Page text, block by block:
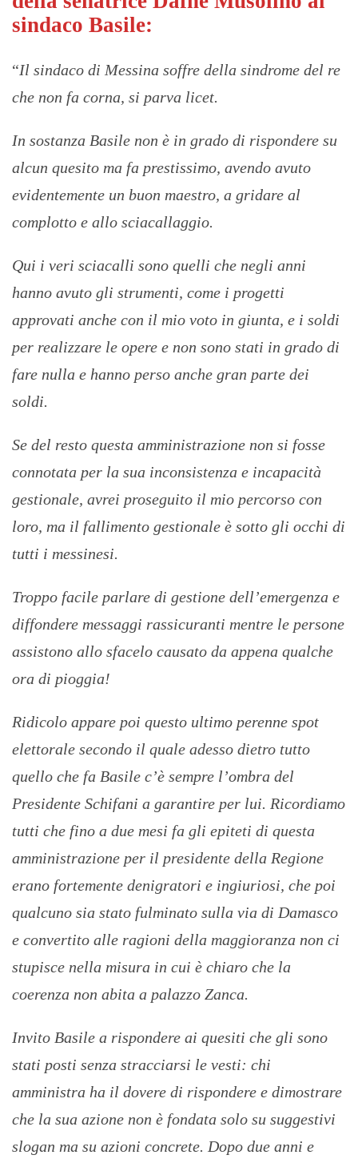
sindaco Basile:
“Il sindaco di Messina soffre della sindrome del re
che non fa corna, si parva licet.
In sostanza Basile non è in grado di rispondere su
alcun quesito ma fa prestissimo, avendo avuto
evidentemente un buon maestro, a gridare al
complotto e allo sciacallaggio.
Qui i veri sciacalli sono quelli che negli anni
hanno avuto gli strumenti, come i progetti
approvati anche con il mio voto in giunta, e i soldi
per realizzare le opere e non sono stati in grado di
fare nulla e hanno perso anche gran parte dei
soldi.
Se del resto questa amministrazione non si fosse
connotata per la sua inconsistenza e incapacità
gestionale, avrei proseguito il mio percorso con
loro, ma il fallimento gestionale è sotto gli occhi di
tutti i messinesi.
Troppo facile parlare di gestione dell’emergenza e
diffondere messaggi rassicuranti mentre le persone
assistono allo sfacelo causato da appena qualche
ora di pioggia!
Ridicolo appare poi questo ultimo perenne spot
elettorale secondo il quale adesso dietro tutto
quello che fa Basile c’è sempre l’ombra del
Presidente Schifani a garantire per lui. Ricordiamo
tutti che fino a due mesi fa gli epiteti di questa
amministrazione per il presidente della Regione
erano fortemente denigratori e ingiuriosi, che poi
qualcuno sia stato fulminato sulla via di Damasco
e convertito alle ragioni della maggioranza non ci
stupisce nella misura in cui è chiaro che la
coerenza non abita a palazzo Zanca.
Invito Basile a rispondere ai quesiti che gli sono
stati posti senza stracciarsi le vesti: chi
amministra ha il dovere di rispondere e dimostrare
che la sua azione non è fondata solo su suggestivi
slogan ma su azioni concrete. Dopo due anni e